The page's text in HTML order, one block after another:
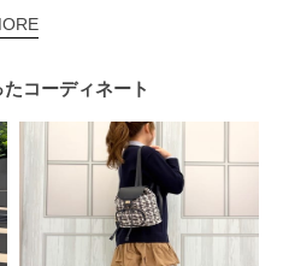
たコーディネート